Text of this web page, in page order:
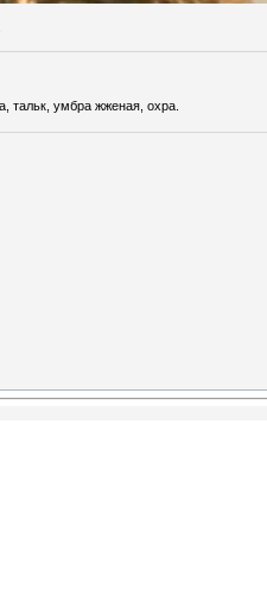
тальк, умбра жженая, охра.